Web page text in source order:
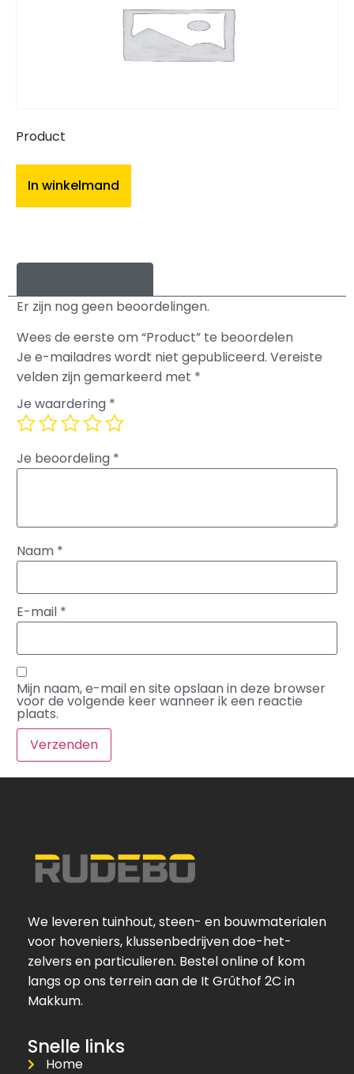
Product
In winkelmand
Er zijn nog geen beoordelingen.
Wees de eerste om “Product” te beoordelen
Je e-mailadres wordt niet gepubliceerd. Vereiste
velden zijn gemarkeerd met *
Je waardering *
Je beoordeling *
Naam *
E-mail *
Mijn naam, e-mail en site opslaan in deze browser
voor de volgende keer wanneer ik een reactie
plaats.
We leveren tuinhout, steen- en bouwmaterialen
voor hoveniers, klussenbedrijven doe-het-
zelvers en particulieren. Bestel online of kom
langs op ons terrein aan de It Grûthof 2C in
Makkum.
Snelle links
Home